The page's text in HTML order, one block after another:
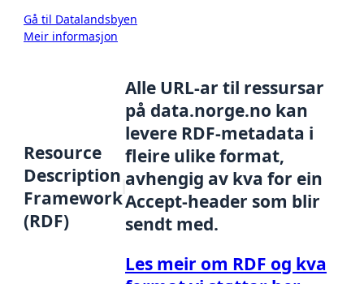
Gå til Datalandsbyen
Meir informasjon
Resource
Description
Framework
(RDF)
Alle URL-ar til ressursar
på data.norge.no kan
levere RDF-metadata i
fleire ulike format,
avhengig av kva for ein
Accept-header som blir
sendt med.
Les meir om RDF og kva